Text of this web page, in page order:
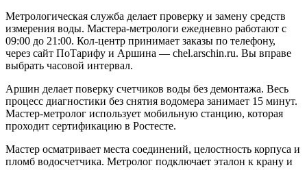
Метрологическая служба делает проверку и замену средств
измерения воды. Мастера-метрологи ежедневно работают с
09:00 до 21:00. Кол-центр принимает заказы по телефону,
через сайт ПоТарифу и Аршина — chel.arschin.ru. Вы вправе
выбрать часовой интервал.
Аршин делает поверку счетчиков воды без демонтажа. Весь
процесс диагностики без снятия водомера занимает 15 минут.
Мастер-метролог использует мобильную станцию, которая
проходит сертификацию в Ростесте.
Мастер осматривает места соединений, целостность корпуса и
пломб водосчетчика. Метролог подключает эталон к крану и